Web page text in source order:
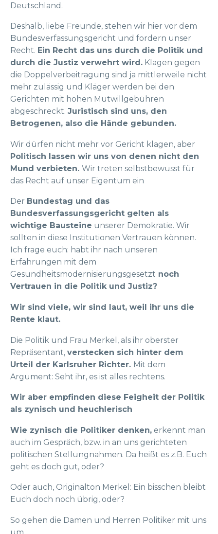
Deutschland.
Deshalb, liebe Freunde, stehen wir hier vor dem
Bundesverfassungsgericht und fordern unser
Recht. Ein Recht das uns durch die Politik und
durch die Justiz verwehrt wird. Klagen gegen
die Doppelverbeitragung sind ja mittlerweile nicht
mehr zulässig und Kläger werden bei den
Gerichten mit hohen Mutwillgebühren
abgeschreckt. Juristisch sind uns, den
Betrogenen, also die Hände gebunden.
Wir dürfen nicht mehr vor Gericht klagen, aber
Politisch lassen wir uns von denen nicht den
Mund verbieten. Wir treten selbstbewusst für
das Recht auf unser Eigentum ein
Der Bundestag und das
Bundesverfassungsgericht gelten als
wichtige Bausteine unserer Demokratie. Wir
sollten in diese Institutionen Vertrauen können.
Ich frage euch: habt ihr nach unseren
Erfahrungen mit dem
Gesundheitsmodernisierungsgesetzt noch
Vertrauen in die Politik und Justiz?
Wir sind viele, wir sind laut, weil ihr uns die
Rente klaut.
Die Politik und Frau Merkel, als ihr oberster
Repräsentant, verstecken sich hinter dem
Urteil der Karlsruher Richter. Mit dem
Argument: Seht ihr, es ist alles rechtens.
Wir aber empfinden diese Feigheit der Politik
als zynisch und heuchlerisch
Wie zynisch die Politiker denken, erkennt man
auch im Gespräch, bzw. in an uns gerichteten
politischen Stellungnahmen. Da heißt es z.B. Euch
geht es doch gut, oder?
Oder auch, Originalton Merkel: Ein bisschen bleibt
Euch doch noch übrig, oder?
So gehen die Damen und Herren Politiker mit uns